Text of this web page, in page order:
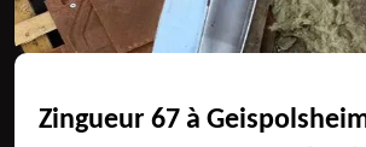
Zingueur 67 à